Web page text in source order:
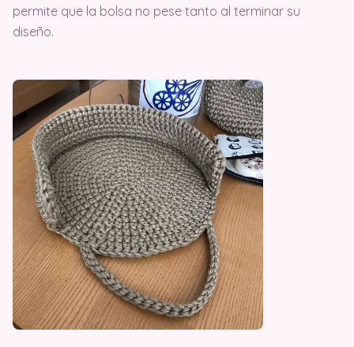
permite que la bolsa no pese tanto al terminar su
diseño.